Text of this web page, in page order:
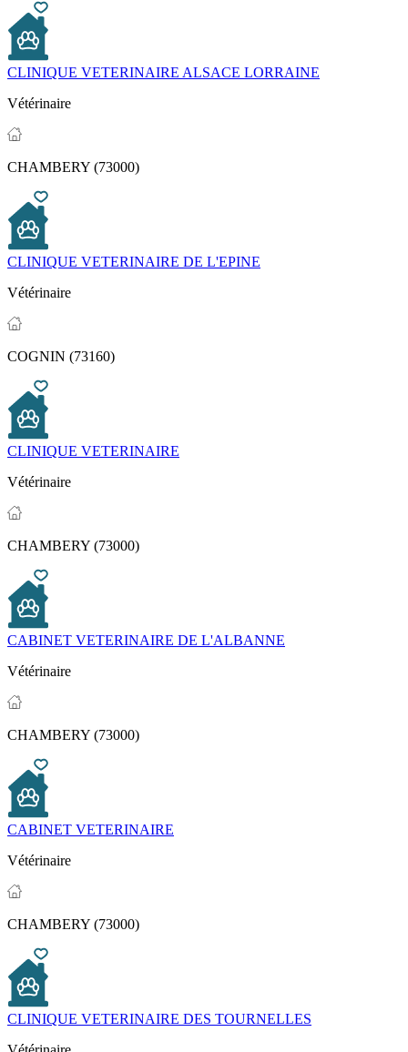
CLINIQUE VETERINAIRE ALSACE LORRAINE
Vétérinaire
CHAMBERY (73000)
CLINIQUE VETERINAIRE DE L'EPINE
Vétérinaire
COGNIN (73160)
CLINIQUE VETERINAIRE
Vétérinaire
CHAMBERY (73000)
CABINET VETERINAIRE DE L'ALBANNE
Vétérinaire
CHAMBERY (73000)
CABINET VETERINAIRE
Vétérinaire
CHAMBERY (73000)
CLINIQUE VETERINAIRE DES TOURNELLES